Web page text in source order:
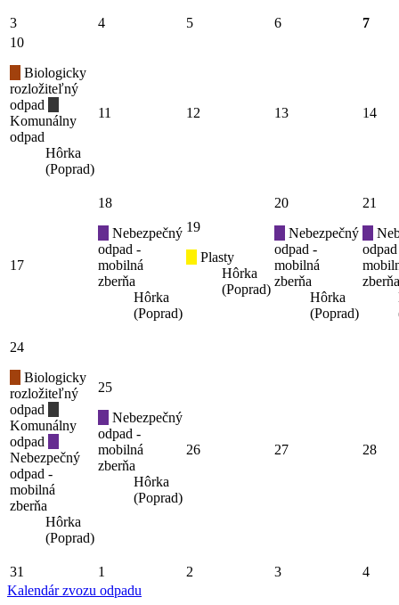
3 4 5 6
7
10
Biologicky
rozložiteľný
odpad
Komunálny
odpad
Hôrka
(Poprad)
11 12 13 14
17
18
Nebezpečný
odpad -
mobilná
zberňa
Hôrka
(Poprad)
19
Plasty
Hôrka
(Poprad)
20
Nebezpečný
odpad -
mobilná
zberňa
Hôrka
(Poprad)
21
zberňa
24
Biologicky
rozložiteľný
odpad
Komunálny
odpad
Nebezpečný
odpad -
mobilná
zberňa
Hôrka
(Poprad)
25
Nebezpečný
odpad -
mobilná
zberňa
Hôrka
(Poprad)
26 27 28
31 1 2 3
4
Kalendár zvozu odpadu